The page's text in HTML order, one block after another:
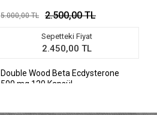
5.000,00 TL 2.500,00 TL
Sepetteki Fiyat
2.450,00 TL
Double Wood Beta Ecdysterone
500 mg 120 Kapsül